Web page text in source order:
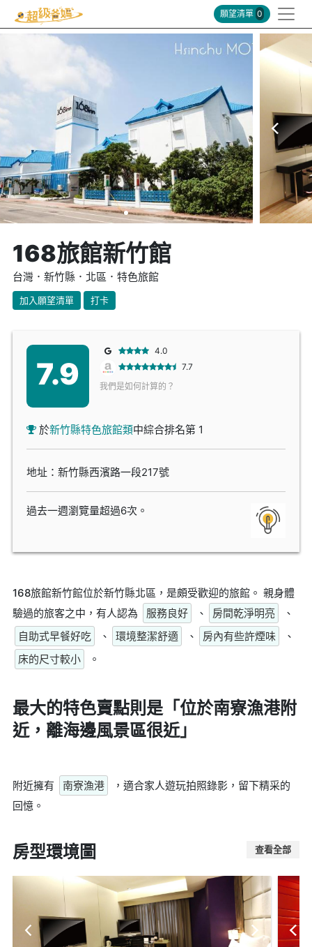
願望清單 0
168旅館新竹館
台灣．新竹縣．北區．特色旅館
加入願望清單 打卡
7.9
4.0
7.7
我們是如何計算的？
於新竹縣特色旅館類中綜合排名第 1
地址：新竹縣西濱路一段217號
過去一週瀏覽量超過6次。
168旅館新竹館位於新竹縣北區，是頗受歡迎的旅館。 親身體
驗過的旅客之中，有人認為
服務良好 、 房間乾淨明亮
、
自助式早餐好吃
、 環境整潔舒適 、 房內有些許煙味
、
床的尺寸較小
。
最大的特色賣點則是「位於南寮漁港附
近，離海邊風景區很近」
附近擁有 南寮漁港
，適合家人遊玩拍照錄影，留下精采的
回憶。
房型環境圖 查看全部